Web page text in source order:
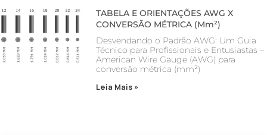
TABELA E ORIENTAÇÕES AWG X
CONVERSÃO MÉTRICA (mm²)
Desvendando o Padrão AWG: Um Guia
Técnico para Profissionais e Entusiastas –
American Wire Gauge (AWG) para
conversão métrica (mm²)
Leia Mais »